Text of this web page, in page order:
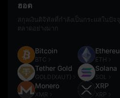
ฮอต
สกุลเงินดิจิทัลที่กำลังเป็นกระแสในปั
ตลาดอย่างมาก
Bitcoin
BTC
Tether Gold
GOLD(XAUT)
Monero
XMR
ETH
Solana
SOL
XRP
XRP